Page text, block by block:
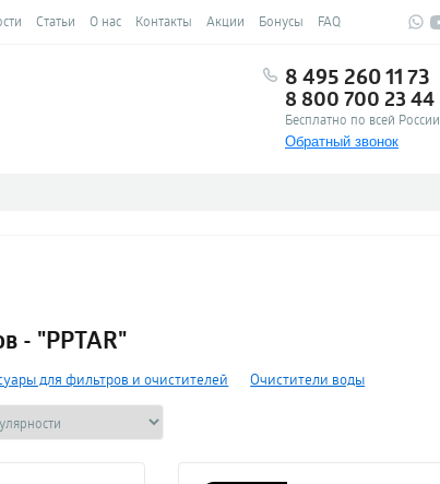
Статьи О нас Контакты Акции Бонусы FAQ
8 495 260 11 73
8 800 700 23 44
Бесплатно по всей России
Обратный звонок
- "PPTAR"
для фильтров и очистителей Очистители воды